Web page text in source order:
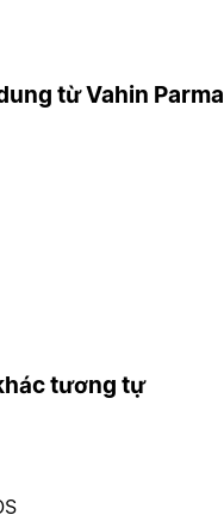
từ Vahin Parma
tương tự